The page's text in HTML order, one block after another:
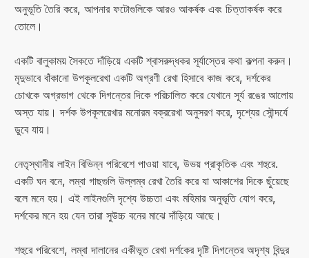
অনুভূতি তৈরি করে, আপনার ফটোগুলিকে আরও আকর্ষক এবং চিত্তাকর্ষক করে
তোলে।
একটি বালুকাময় সৈকতে দাঁড়িয়ে একটি শ্বাসরুদ্ধকর সূর্যাস্তের কথা কল্পনা করুন।
মৃদুভাবে বাঁকানো উপকূলরেখা একটি অগ্রণী রেখা হিসাবে কাজ করে, দর্শকের
চোখকে অগ্রভাগ থেকে দিগন্তের দিকে পরিচালিত করে যেখানে সূর্য রঙের আলোয়
অস্ত যায়। দর্শক উপকূলরেখার মনোরম বক্ররেখা অনুসরণ করে, দৃশ্যের সৌন্দর্যে
ডুবে যায়।
নেতৃস্থানীয় লাইন বিভিন্ন পরিবেশে পাওয়া যাবে, উভয় প্রাকৃতিক এবং শহুরে.
একটি ঘন বনে, লম্বা গাছগুলি উল্লম্ব রেখা তৈরি করে যা আকাশের দিকে ছুঁয়েছে
বলে মনে হয়। এই লাইনগুলি দৃশ্যে উচ্চতা এবং মহিমার অনুভূতি যোগ করে,
দর্শকের মনে হয় যেন তারা সুউচ্চ বনের মাঝে দাঁড়িয়ে আছে।
শহুরে পরিবেশে, লম্বা দালানের একীভূত রেখা দর্শকের দৃষ্টি দিগন্তের অদৃশ্য বিন্দুর